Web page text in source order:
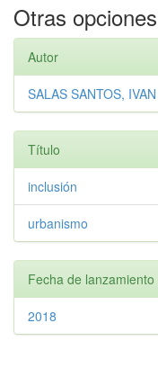
Otras
Autor
SALAS SANTOS,
Título
inclusión
urbanismo
Fecha de lanzamiento
2018